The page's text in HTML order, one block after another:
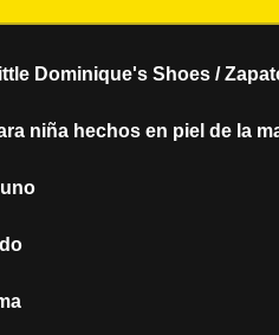
Dominique's Shoes /
niña hechos en piel de la